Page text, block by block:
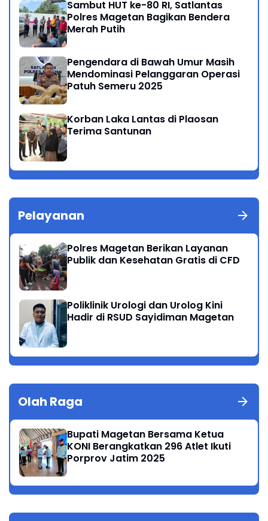
Sambut HUT ke-80 RI, Satlantas
Polres Magetan Bagikan Bendera
Merah Putih
Pengendara di Bawah Umur Masih
Mendominasi Pelanggaran Operasi
Patuh Semeru 2025
Korban Laka Lantas di Plaosan
Terima Santunan
Pelayanan
Polres Magetan Berikan Layanan
Publik dan Kesehatan Gratis di CFD
Poliklinik Urologi dan Urolog Kini
Hadir di RSUD Sayidiman Magetan
Olah Raga
Bupati Magetan Bersama Ketua
KONI Berangkatkan 296 Atlet Ikuti
Porprov Jatim 2025